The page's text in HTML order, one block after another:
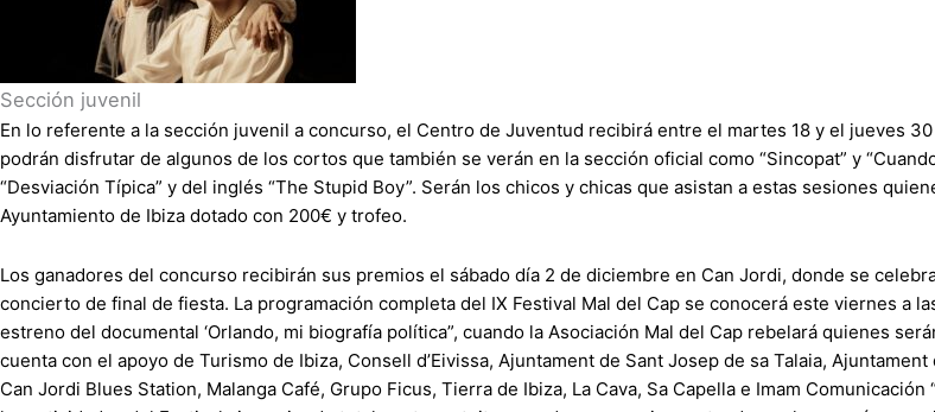
Sección juvenil
En lo referente a la sección juvenil a concurso, el Centro de Juventud recibirá entre el martes 18 y el jueves
podrán disfrutar de algunos de los cortos que también se verán en la sección oficial como “Sincopat” y
“Desviación Típica” y del inglés “The Stupid Boy”. Serán los chicos y chicas que asistan a estas sesiones
Ayuntamiento de Ibiza dotado con 200€ y trofeo.
Los ganadores del concurso recibirán sus premios el sábado día 2 de diciembre en Can Jordi, donde se
concierto de final de fiesta. La programación completa del IX Festival Mal del Cap se conocerá este viernes a
estreno del documental ‘Orlando, mi biografía política”, cuando la Asociación Mal del Cap rebelará quienes
cuenta con el apoyo de Turismo de Ibiza, Consell d’Eivissa, Ajuntament de Sant Josep de sa Talaia, Ajuntament
Can Jordi Blues Station, Malanga Café, Grupo Ficus, Tierra de Ibiza, La Cava, Sa Capella e Imam